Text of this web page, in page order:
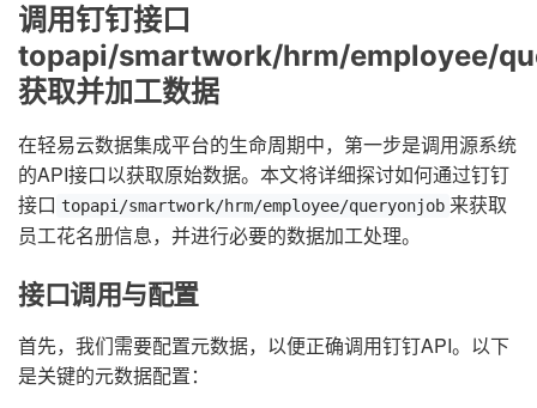
调用钉钉接口
topapi/smartwork/hrm/employee/
获取并加工数据
在轻易云数据集成平台的生命周期中，第一步是调用源系统
的API接口以获取原始数据。本文将详细探讨如何通过钉钉
接口 topapi/smartwork/hrm/employee/queryonjob 来获取
员工花名册信息，并进行必要的数据加工处理。
接口调用与配置
首先，我们需要配置元数据，以便正确调用钉钉API。以下
是关键的元数据配置：